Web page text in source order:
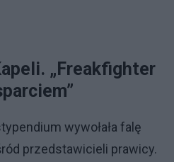
„Freakfighter
wywołała falę
przedstawicieli prawicy.